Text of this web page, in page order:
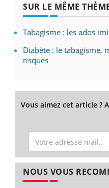
SUR LE MÊME
Tabagisme : les ados
Diabète : le tabagisme,
risques
Vous aimez cet article ?
NOUS VOUS